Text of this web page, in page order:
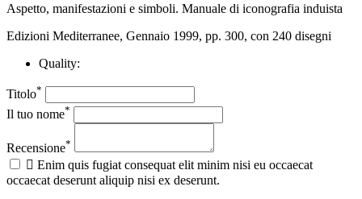
Aspetto, manifestazioni e simboli. Manuale di iconografia induista
Edizioni Mediterranee, Gennaio 1999, pp. 300, con 240 disegni
Quality:
Titolo*
Il tuo nome*
Recensione*
 Enim quis fugiat consequat elit minim nisi eu occaecat
occaecat deserunt aliquip nisi ex deserunt.